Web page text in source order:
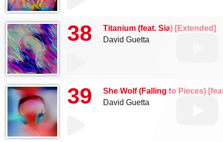
38
Titanium (feat. Sia) [Extended]
David Guetta
39
She Wolf (Falling to Pieces)
David Guetta